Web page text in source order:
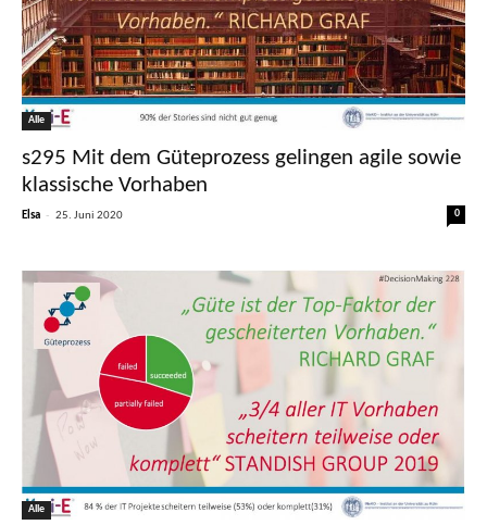
Alle
s295 Mit dem Güteprozess gelingen agile sowie
klassische Vorhaben
Elsa - 25. Juni 2020 0
Alle